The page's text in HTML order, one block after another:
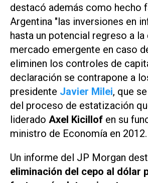
destacó además como hecho
Argentina "las inversiones en
hasta un potencial regreso a
mercado emergente en caso
eliminen los controles de
declaración se contrapone a
presidente Javier Milei, que
del proceso de estatización
liderado Axel Kicillof en su
ministro de Economía en 2012.
Un informe del JP Morgan
eliminación del cepo al dólar